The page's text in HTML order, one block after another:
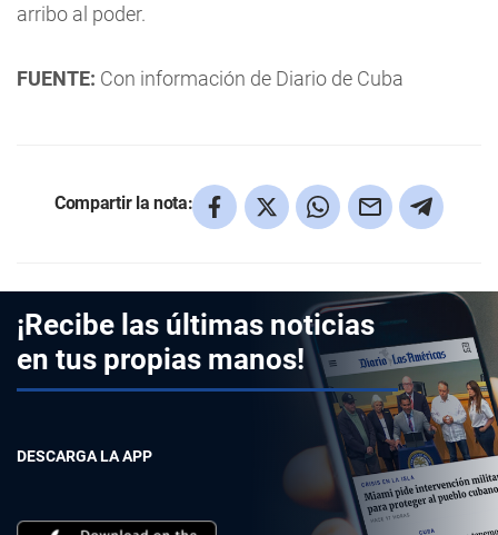
arribo al poder.
FUENTE: Con información de Diario de Cuba
Compartir la nota:
¡Recibe las últimas noticias
en tus propias manos!
DESCARGA LA APP